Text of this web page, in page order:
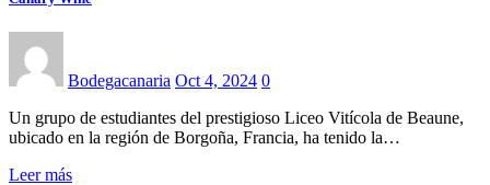
Bodegacanaria Oct 4, 2024 0
Un grupo de estudiantes del prestigioso Liceo Vitícola de Beaune,
ubicado en la región de Borgoña, Francia, ha tenido la…
Leer más